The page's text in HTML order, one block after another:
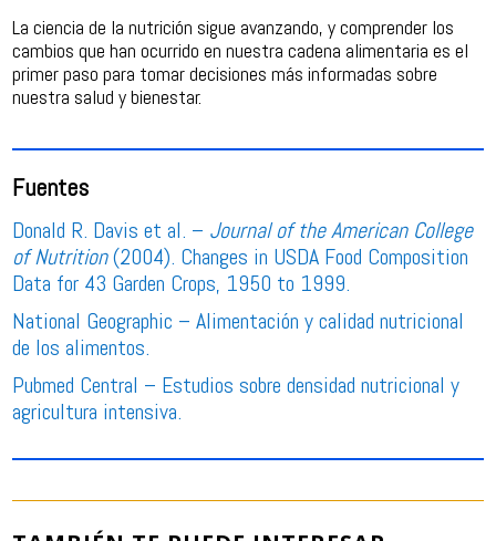
La ciencia de la nutrición sigue avanzando, y comprender los
cambios que han ocurrido en nuestra cadena alimentaria es el
primer paso para tomar decisiones más informadas sobre
nuestra salud y bienestar.
Fuentes
Donald R. Davis et al. – Journal of the American College
of Nutrition(2004). Changes in USDA Food Composition
Data for 43 Garden Crops, 1950 to 1999.
National Geographic – Alimentación y calidad nutricional
de los alimentos.
Pubmed Central – Estudios sobre densidad nutricional y
agricultura intensiva.